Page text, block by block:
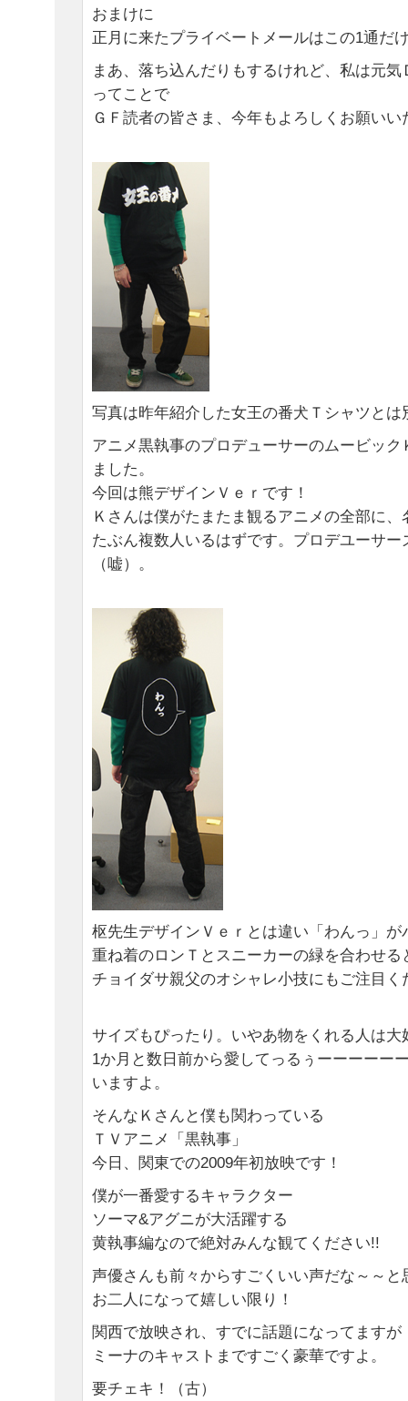
おまけに
正月に来たプライベートメールはこの1通だ
まあ、落ち込んだりもするけれど、私は元気
ってことで
ＧＦ読者の皆さま、今年もよろしくお願いい
写真は昨年紹介した女王の番犬Ｔシャツとは
アニメ黒執事のプロデューサーのムービッ
ました。
今回は熊デザインＶｅｒです！
Ｋさんは僕がたまたま観るアニメの全部に
たぶん複数人いるはずです。プロデユーサー
（嘘）。
枢先生デザインＶｅｒとは違い「わんっ」が
重ね着のロンＴとスニーカーの緑を合わせる
チョイダサ親父のオシャレ小技にもご注目く
サイズもぴったり。いやあ物をくれる人は大
1か月と数日前から愛してっるぅーーーー
いますよ。
そんなＫさんと僕も関わっている
ＴＶアニメ「黒執事」
今日、関東での2009年初放映です！
僕が一番愛するキャラクター
ソーマ&アグニが大活躍する
黄執事編なので絶対みんな観てください!!
声優さんも前々からすごくいい声だな～～と
お二人になって嬉しい限り！
関西で放映され、すでに話題になってますが
ミーナのキャストまですごく豪華ですよ。
要チェキ！（古）